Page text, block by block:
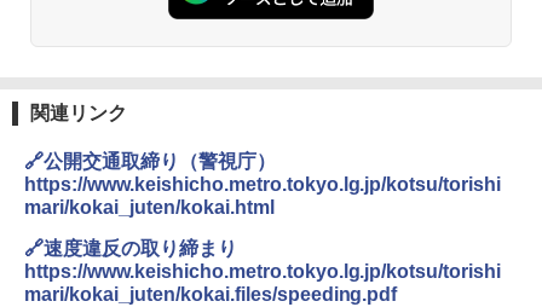
関連リンク
🔗公開交通取締り（警視庁）
https://www.keishicho.metro.tokyo.lg.jp/kotsu/torishi
mari/kokai_juten/kokai.html
🔗速度違反の取り締まり
https://www.keishicho.metro.tokyo.lg.jp/kotsu/torishi
mari/kokai_juten/kokai.files/speeding.pdf